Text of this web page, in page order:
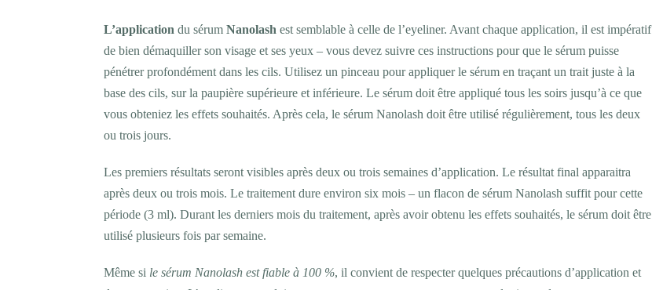
L’application du sérum Nanolash est semblable à celle de l’eyeliner. Avant chaque application, il est impératif
de bien démaquiller son visage et ses yeux – vous devez suivre ces instructions pour que le sérum puisse
pénétrer profondément dans les cils. Utilisez un pinceau pour appliquer le sérum en traçant un trait juste à la
base des cils, sur la paupière supérieure et inférieure. Le sérum doit être appliqué tous les soirs jusqu’à ce que
vous obteniez les effets souhaités. Après cela, le sérum Nanolash doit être utilisé régulièrement, tous les deux
ou trois jours.
Les premiers résultats seront visibles après deux ou trois semaines d’application. Le résultat final apparaitra
après deux ou trois mois. Le traitement dure environ six mois – un flacon de sérum Nanolash suffit pour cette
période (3 ml). Durant les derniers mois du traitement, après avoir obtenu les effets souhaités, le sérum doit être
utilisé plusieurs fois par semaine.
Même si le sérum Nanolash est fiable à 100 %, il convient de respecter quelques précautions d’application et